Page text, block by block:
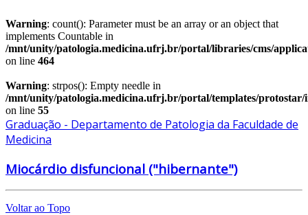
Warning: count(): Parameter must be an array or an object that
implements Countable in
/mnt/unity/patologia.medicina.ufrj.br/portal/libraries/cms/
on line 464
Warning: strpos(): Empty needle in
/mnt/unity/patologia.medicina.ufrj.br/portal/templates/protostar/
on line 55
Graduação - Departamento de Patologia da Faculdade de
Medicina
Miocárdio disfuncional ("hibernante")
Voltar ao Topo